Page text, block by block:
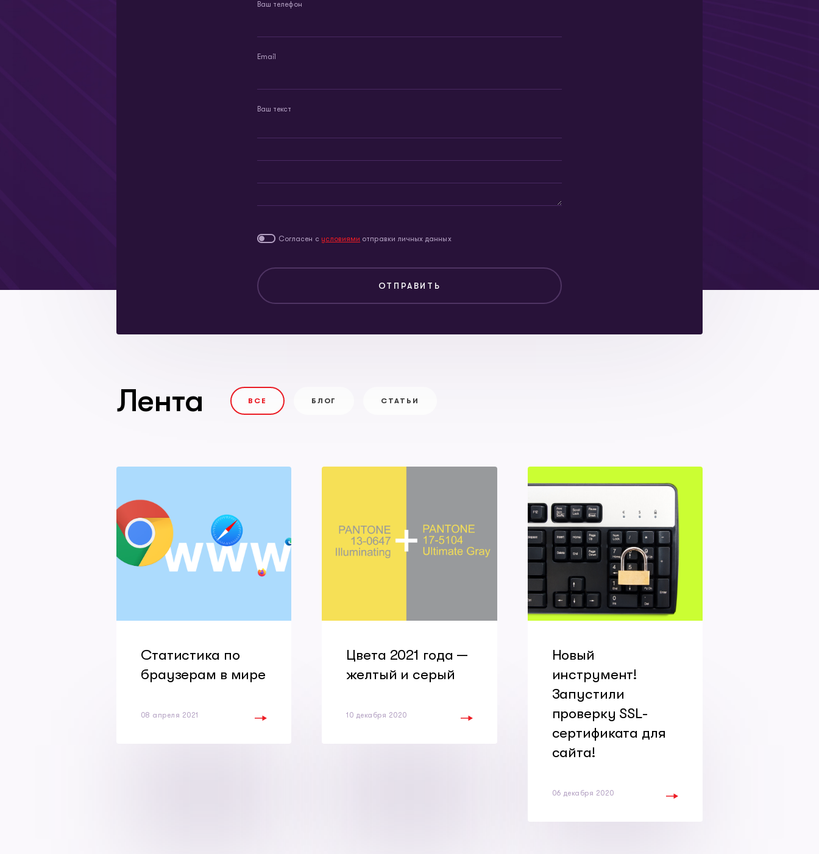
Ваш телефон
Email
Ваш текст
Согласен с условиями отправки личных данных
ОТПРАВИТЬ
Лента ВСЕ БЛОГ СТАТЬИ
Статистика по
браузерам в мире
08 апреля 2021
Цвета 2021 года —
желтый и серый
10 декабря 2020
Новый
инструмент!
Запустили
проверку SSL-
сертификата для
сайта!
06 декабря 2020